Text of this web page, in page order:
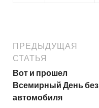
ПРЕДЫДУЩАЯ
СТАТЬЯ
Вот и прошел
Всемирный День без
автомобиля